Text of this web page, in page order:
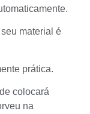
material é
prática.
colocará
na